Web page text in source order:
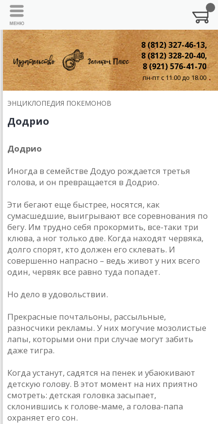
8 (812) 327-46-13,
8 (812) 328-20-40,
8 (921) 576-41-70
пн-пт с 11.00 до 18.00
ЭНЦИКЛОПЕДИЯ ПОКЕМОНОВ
Додрио
Додрио
Иногда в семействе Додуо рождается третья
голова, и он превращается в Додрио.
Эти бегают еще быстрее, носятся, как
сумасшедшие, выигрывают все соревнования по
бегу. Им трудно себя прокормить, все-таки три
клюва, а ног только две. Когда находят червяка,
долго спорят, кто должен его склевать. И
совершенно напрасно – ведь живот у них всего
один, червяк все равно туда попадет.
Но дело в удовольствии.
Прекрасные почтальоны, рассыльные,
разносчики рекламы. У них могучие мозолистые
лапы, которыми они при случае могут забить
даже тигра.
Когда устанут, садятся на пенек и убаюкивают
детскую голову. В этот момент на них приятно
смотреть: детская головка засыпает,
склонившись к голове-маме, а голова-папа
охраняет его сон.